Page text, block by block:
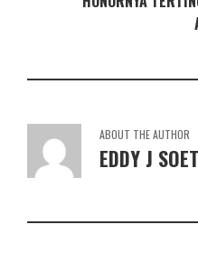
ABOUT THE AUTHOR
EDDY J